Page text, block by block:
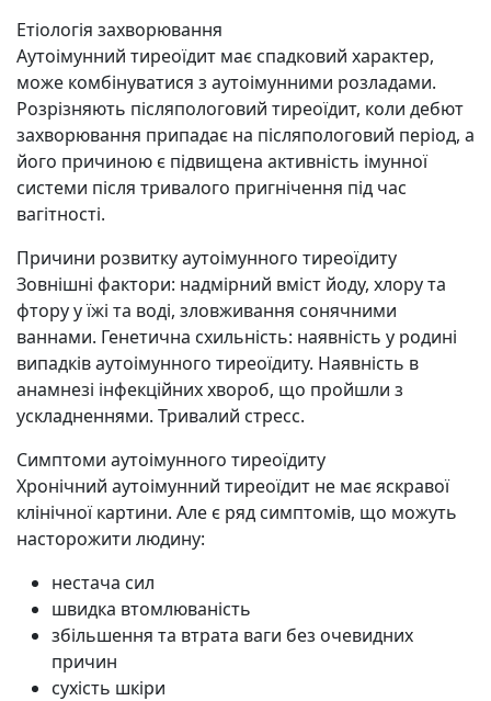
Етіологія захворювання
Аутоімунний тиреоїдит має спадковий характер,
може комбінуватися з аутоімунними розладами.
Розрізняють післяпологовий тиреоїдит, коли дебют
захворювання припадає на післяпологовий період, а
його причиною є підвищена активність імунної
системи після тривалого пригнічення під час
вагітності.
Причини розвитку аутоімунного тиреоїдиту
Зовнішні фактори: надмірний вміст йоду, хлору та
фтору у їжі та воді, зловживання сонячними
ваннами. Генетична схильність: наявність у родині
випадків аутоімунного тиреоїдиту. Наявність в
анамнезі інфекційних хвороб, що пройшли з
ускладненнями. Тривалий стресс.
Симптоми аутоімунного тиреоїдиту
Хронічний аутоімунний тиреоїдит не має яскравої
клінічної картини. Але є ряд симптомів, що можуть
насторожити людину:
нестача сил
швидка втомлюваність
збільшення та втрата ваги без очевидних
причин
сухість шкіри